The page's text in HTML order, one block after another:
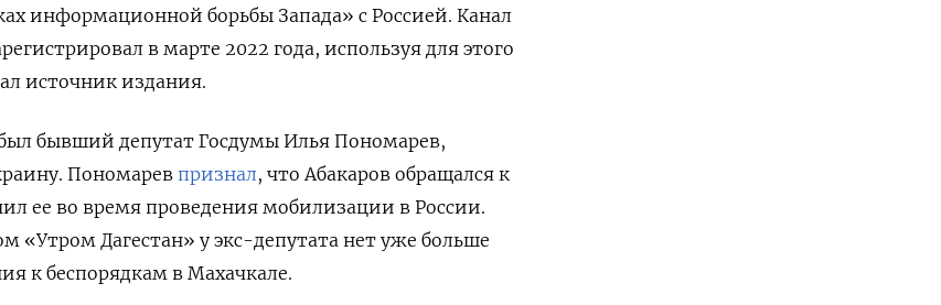
информационной борьбы Запада» с Россией. Канал
в марте 2022 года, используя для этого
источник издания.
бывший депутат Госдумы Илья Пономарев,
Пономарев признал, что Абакаров обращался к
ее во время проведения мобилизации в России.
«Утром Дагестан» у экс-депутата нет уже больше
к беспорядкам в Махачкале.